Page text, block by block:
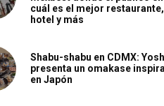
cuál es el mejor
hotel y más
Shabu-shabu en CDMX:
presenta un omakase
en Japón